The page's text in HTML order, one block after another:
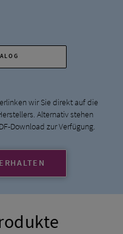
wir Sie direkt auf die
Alternativ stehen
Download zur Verfügung.